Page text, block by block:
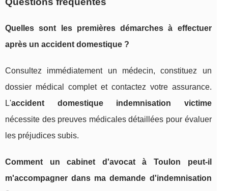
Quelles sont les premières démarches à effectuer
après un accident domestique ?
Consultez immédiatement un médecin, constituez un
dossier médical complet et contactez votre assurance.
L'accident domestique indemnisation victime
nécessite des preuves médicales détaillées pour évaluer
les préjudices subis.
Comment un cabinet d'avocat à Toulon peut-il
m'accompagner dans ma demande d'indemnisation